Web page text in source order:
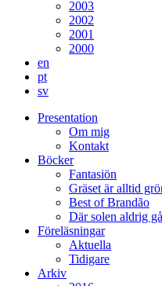
2003
2002
2001
2000
en
pt
sv
Presentation
Om mig
Kontakt
Böcker
Fantasiön
Gräset är alltid
Best of Brandão
Där solen aldrig
Föreläsningar
Aktuella
Tidigare
Arkiv